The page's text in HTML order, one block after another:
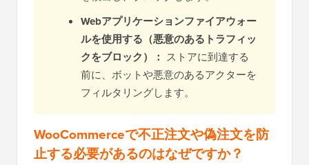
Webアプリケーションファイアウォー
ルを使用する（悪意のあるトラフィッ
クをブロック）： ストアに到達する
前に、ボットや悪意のあるアクターを
フィルタリングします。
WooCommerceで不正注文や偽注文を防
止する必要があるのはなぜですか？